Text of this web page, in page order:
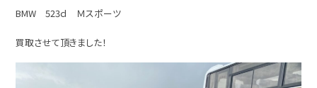
BMW 523ｄ Ｍスポーツ
買取させて頂きました！